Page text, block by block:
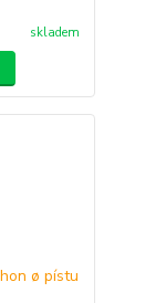
skladem